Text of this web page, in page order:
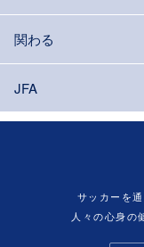
関わる
JFA
サッカーを
人々の心身の